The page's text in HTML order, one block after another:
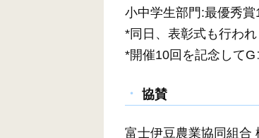
小中学生部門:最優秀賞
*同日、表彰式も行われ
*開催10回を記念してG
協賛
富士伊豆農業協同組合